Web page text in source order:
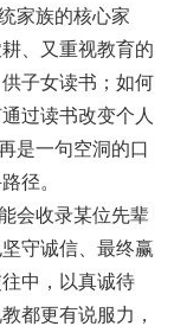
家族的核心家
、又重视教育的
子女读书；如何
过读书改变个人
是一句空洞的口
径。
会收录某位先辈
守诚信、最终赢
中，以真诚待
都更有说服力，